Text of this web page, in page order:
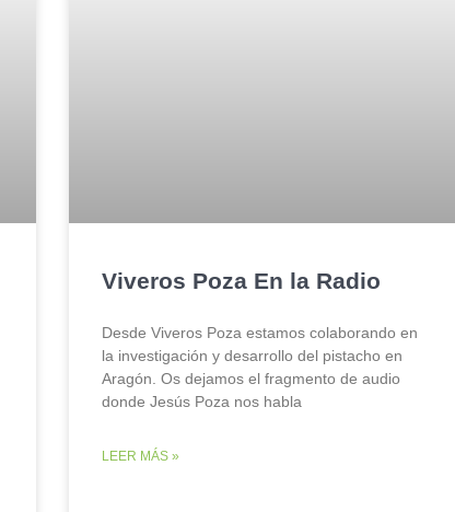
Viveros Poza En la Radio
Desde Viveros Poza estamos colaborando en
la investigación y desarrollo del pistacho en
Aragón. Os dejamos el fragmento de audio
donde Jesús Poza nos habla
LEER MÁS »